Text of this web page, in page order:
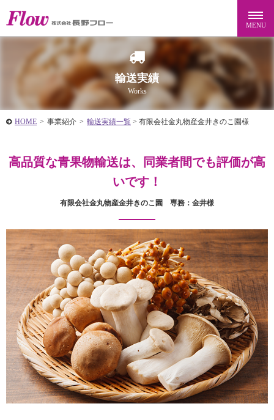
輸送実績
Works
HOME > 事業紹介 > 輸送実績一覧 > 有限会社金丸物産金井きのこ園様
高品質な青果物輸送は、同業者間でも評価が高
いです！
有限会社金丸物産金井きのこ園 専務：金井様